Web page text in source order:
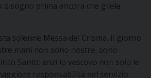
bisogno prima ancora che gliele
solenne Messa del Crisma. Il giorno
mani non sono nostre, sono
Santo: anzi io vescovo non solo le
responsabilità nel servizio